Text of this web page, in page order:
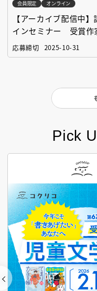
Pick
会員限定 オンライン
【アーカイブ配信中
インセミナー 受賞作
「絵本創作実践講座」
応募締切 2025-10-31